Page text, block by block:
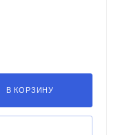
В КОРЗИНУ